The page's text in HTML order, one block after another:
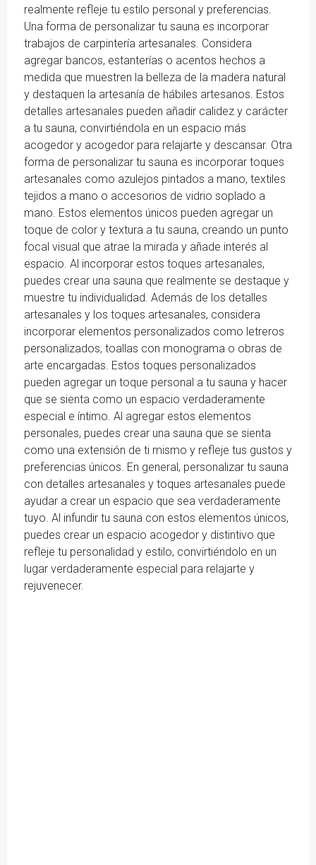
realmente refleje tu estilo personal y preferencias.
Una forma de personalizar tu sauna es incorporar
trabajos de carpintería artesanales. Considera
agregar bancos, estanterías o acentos hechos a
medida que muestren la belleza de la madera natural
y destaquen la artesanía de hábiles artesanos. Estos
detalles artesanales pueden añadir calidez y carácter
a tu sauna, convirtiéndola en un espacio más
acogedor y acogedor para relajarte y descansar. Otra
forma de personalizar tu sauna es incorporar toques
artesanales como azulejos pintados a mano, textiles
tejidos a mano o accesorios de vidrio soplado a
mano. Estos elementos únicos pueden agregar un
toque de color y textura a tu sauna, creando un punto
focal visual que atrae la mirada y añade interés al
espacio. Al incorporar estos toques artesanales,
puedes crear una sauna que realmente se destaque y
muestre tu individualidad. Además de los detalles
artesanales y los toques artesanales, considera
incorporar elementos personalizados como letreros
personalizados, toallas con monograma o obras de
arte encargadas. Estos toques personalizados
pueden agregar un toque personal a tu sauna y hacer
que se sienta como un espacio verdaderamente
especial e íntimo. Al agregar estos elementos
personales, puedes crear una sauna que se sienta
como una extensión de ti mismo y refleje tus gustos y
preferencias únicos. En general, personalizar tu sauna
con detalles artesanales y toques artesanales puede
ayudar a crear un espacio que sea verdaderamente
tuyo. Al infundir tu sauna con estos elementos únicos,
puedes crear un espacio acogedor y distintivo que
refleje tu personalidad y estilo, convirtiéndolo en un
lugar verdaderamente especial para relajarte y
rejuvenecer.